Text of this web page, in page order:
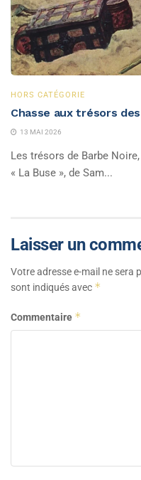
HORS CATÉGORIE
Chasse aux trésors
13 MAI 2026
Les trésors de Barbe
« La Buse », de Sam...
Laisser un
Votre adresse e-mail ne sera
sont indiqués avec *
Commentaire *